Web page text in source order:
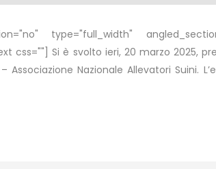
type="full_width"
Si è svolto ieri, 20 marzo 2025,
Nazionale Allevatori Suini.